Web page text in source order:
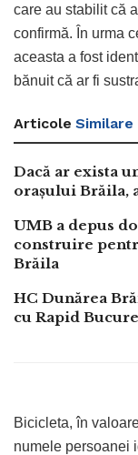
care au stabilit că
confirmă. În urma
aceasta a fost
bănuit că ar fi
Articole Similare
Dacă ar exista
orașului Brăila,
UMB a depus
construire
Brăila
HC Dunărea
cu Rapid
Bicicleta, în
numele persoanei